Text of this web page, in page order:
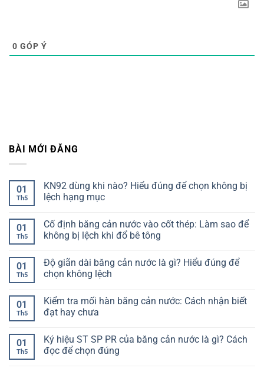
0 GÓP Ý
BÀI MỚI ĐĂNG
01
Th5
KN92 dùng khi nào? Hiểu đúng để chọn không bị
lệch hạng mục
bình
luận
ở
khi
nào?
Hiểu
chọn
không
bị
mục
01
Th5
Cố định băng cản nước vào cốt thép: Làm sao để
không bị lệch khi đổ bê tông
bình
luận
ở
băng
cản
nước
thép:
Làm
sao
01
Th5
Độ giãn dài băng cản nước là gì? Hiểu đúng để
chọn không lệch
bình
luận
ở
dài
băng
cản
01
Th5
Kiểm tra mối hàn băng cản nước: Cách nhận biết
đạt hay chưa
bình
luận
ở
01
Th5
Ký hiệu ST SP PR của băng cản nước là gì? Cách
đọc để chọn đúng